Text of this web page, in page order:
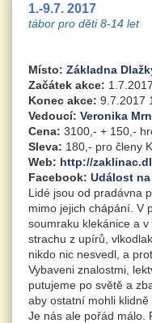
1.-9.7. 2017
tábor pro děti 8-14 let
Místo: Základna
Začátek akce:
Konec akce: 9.7.2017
Vedoucí: Veronika
Cena: 3100,- + 150,-
Sleva: 180,- pro členy
Web: http://
Facebook: Událost
Lidé jsou od pradávna
mimo jejich chápání. V
soumraku klekánice a
strachu z upírů,
nikdo nic nesvedl, a
Vybaveni znalostmi,
putujeme po světě a
aby ostatní mohli klidně
Je nás ale pořád málo.